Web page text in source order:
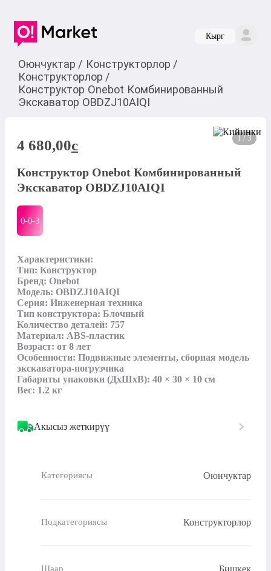
Кырг
Оюнчуктар / Конструкторлор /
Конструкторлор /
Конструктор Onebot Комбинированный
Экскаватор OBDZJ10AIQI
1 / 3
4 680,00c
Конструктор Onebot Комбинированный
Экскаватор OBDZJ10AIQI
0-0-3
Характеристики:
Тип: Конструктор
Бренд: Onebot
Модель: OBDZJ10AIQI
Серия: Инженерная техника
Тип конструктора: Блочный
Количество деталей: 757
Материал: ABS-пластик
Возраст: от 8 лет
Особенности: Подвижные элементы, сборная модель
экскаватора-погрузчика
Габариты упаковки (ДхШхВ): 40 × 30 × 10 см
Вес: 1.2 кг
Акысыз жеткирүү
Категориясы Оюнчуктар
Подкатегориясы Конструкторлор
Шаар Бишкек